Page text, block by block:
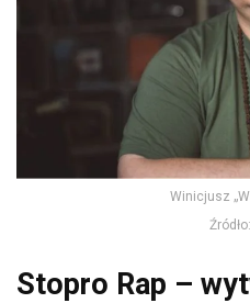
Winicjusz
Stopro Rap –